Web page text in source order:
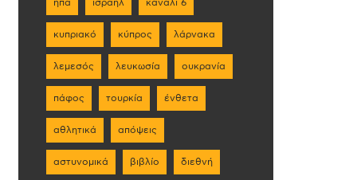
ηπα ισραήλ κανάλι 6
κυπριακό κύπρος λάρνακα
λεμεσός λευκωσία ουκρανία
πάφος τουρκία ένθετα
αθλητικά απόψεις
αστυνομικά βιβλίο διεθνή